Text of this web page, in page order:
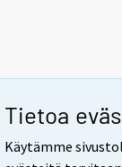
Tietoa
Käytämme